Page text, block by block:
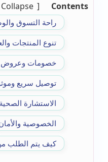
Contents
Collapse
راحة التسوق
تنوع المنتجات
خصومات وعروض
توصيل سريع
الاستشارة
الخصوصية
كيف يتم الطلب